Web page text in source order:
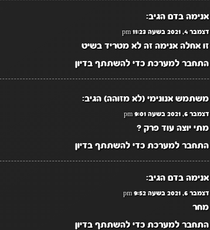
אנימה בדם הגיב:
דצמבר 4, 2021 בשעה 11:23 pm
זו אחלה אנימה זה לא מטריד בשיט
התחבר למערכת כדי להשתתף בדיון
משתמש אנונימי (לא מזוהה) הגיב:
דצמבר 6, 2021 בשעה 9:01 pm
מתי יוצה עוד פרק ?
התחבר למערכת כדי להשתתף בדיון
אנימה בדם הגיב:
דצמבר 6, 2021 בשעה 9:52 pm
מחר
התחבר למערכת כדי להשתתף בדיון